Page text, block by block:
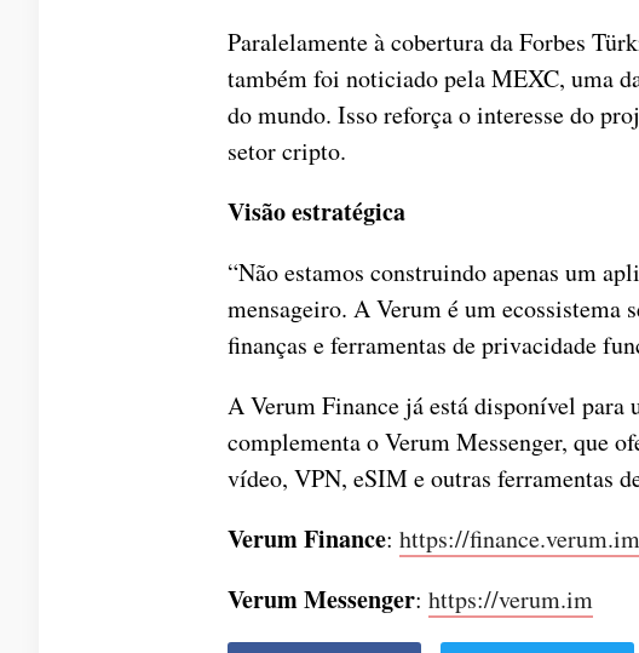
Paralelamente à cobertura da Forbes
também foi noticiado pela MEXC, uma
do mundo. Isso reforça o interesse do
setor cripto.
Visão estratégica
“Não estamos construindo apenas um
mensageiro. A Verum é um ecossistema
finanças e ferramentas de privacidade
A Verum Finance já está disponível para
complementa o Verum Messenger, que
vídeo, VPN, eSIM e outras ferramentas
Verum Finance: https://finance.verum.im
Verum Messenger: https://verum.im